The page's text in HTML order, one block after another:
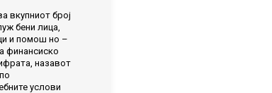
вкупниот број
бени лица,
и помош но –
финансиско
назавот
услови